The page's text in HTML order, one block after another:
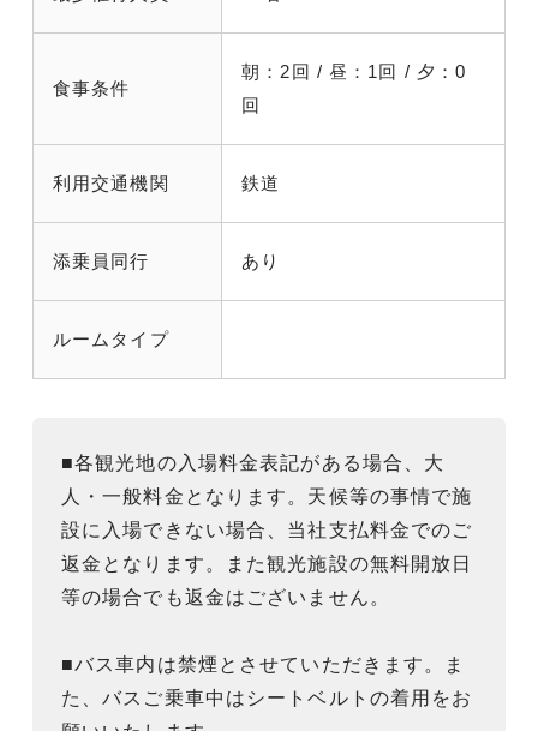
食事条件
朝：2回 / 昼：1回 / 夕：0
回
利用交通機関 鉄道
添乗員同行 あり
ルームタイプ
■各観光地の入場料金表記がある場合、大
人・一般料金となります。天候等の事情で施
設に入場できない場合、当社支払料金でのご
返金となります。また観光施設の無料開放日
等の場合でも返金はございません。
■バス車内は禁煙とさせていただきます。ま
た、バスご乗車中はシートベルトの着用をお